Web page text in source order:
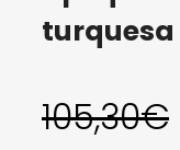
turquesa
105,30€